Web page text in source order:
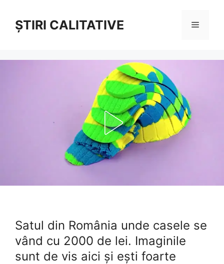
conținutȘTIRI CALITATIVE Meniu
Satul din România unde casele se
vând cu 2000 de lei. Imaginile
sunt de vis aici și ești foarte